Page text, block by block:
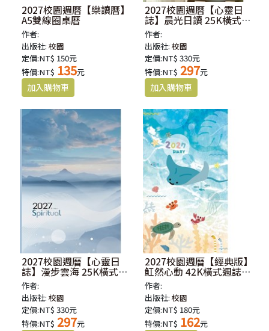
2027校園週曆【樂讀曆】
A5雙線圈桌曆
作者:
出版社:校園
定價:NT$ 150元
特價:NT$ 135元
2027校園週曆【心靈日
誌】晨光日讀 25K橫式每
日誌卡紙精裝
作者:
出版社:校園
定價:NT$ 330元
特價:NT$ 297元
2027校園週曆【心靈日
誌】漫步雲海 25K橫式每
日誌卡紙精裝
作者:
出版社:校園
定價:NT$ 330元
特價:NT$ 297元
2027校園週曆【經典版】
魟然心動 42K橫式週誌卡
紙精裝
作者:
出版社:校園
定價:NT$ 180元
特價:NT$ 162元